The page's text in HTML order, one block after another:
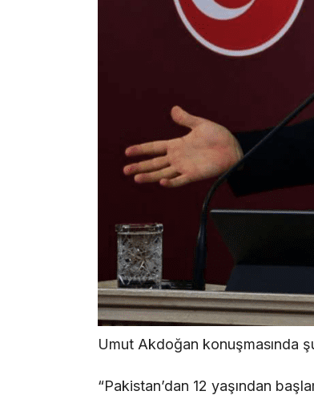
Umut Akdoğan konuşmasında
“Pakistan’dan 12 yaşından